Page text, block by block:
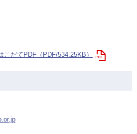
こだてPDF（PDF/534.25KB）